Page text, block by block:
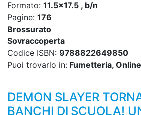
Formato: 11.5x17.5 , b/n
Pagine: 176
Brossurato
Sovraccoperta
Codice ISBN: 9788822649850
Puoi trovarlo in: Fumetteria,
DEMON SLAYER
BANCHI DI SCUOLA!